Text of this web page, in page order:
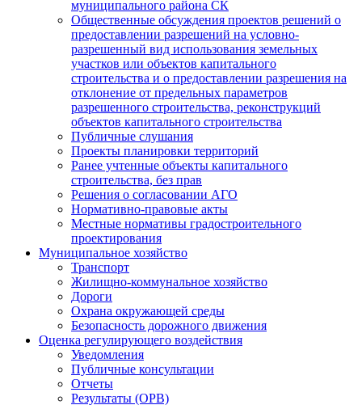
муниципального района СК
Общественные обсуждения проектов решений о
предоставлении разрешений на условно-
разрешенный вид использования земельных
участков или объектов капитального
строительства и о предоставлении разрешения на
отклонение от предельных параметров
разрешенного строительства, реконструкций
объектов капитального строительства
Публичные слушания
Проекты планировки территорий
Ранее учтенные объекты капитального
строительства, без прав
Решения о согласовании АГО
Нормативно-правовые акты
Местные нормативы градостроительного
проектирования
Муниципальное хозяйство
Транспорт
Жилищно-коммунальное хозяйство
Дороги
Охрана окружающей среды
Безопасность дорожного движения
Оценка регулирующего воздействия
Уведомления
Публичные консультации
Отчеты
Результаты (ОРВ)